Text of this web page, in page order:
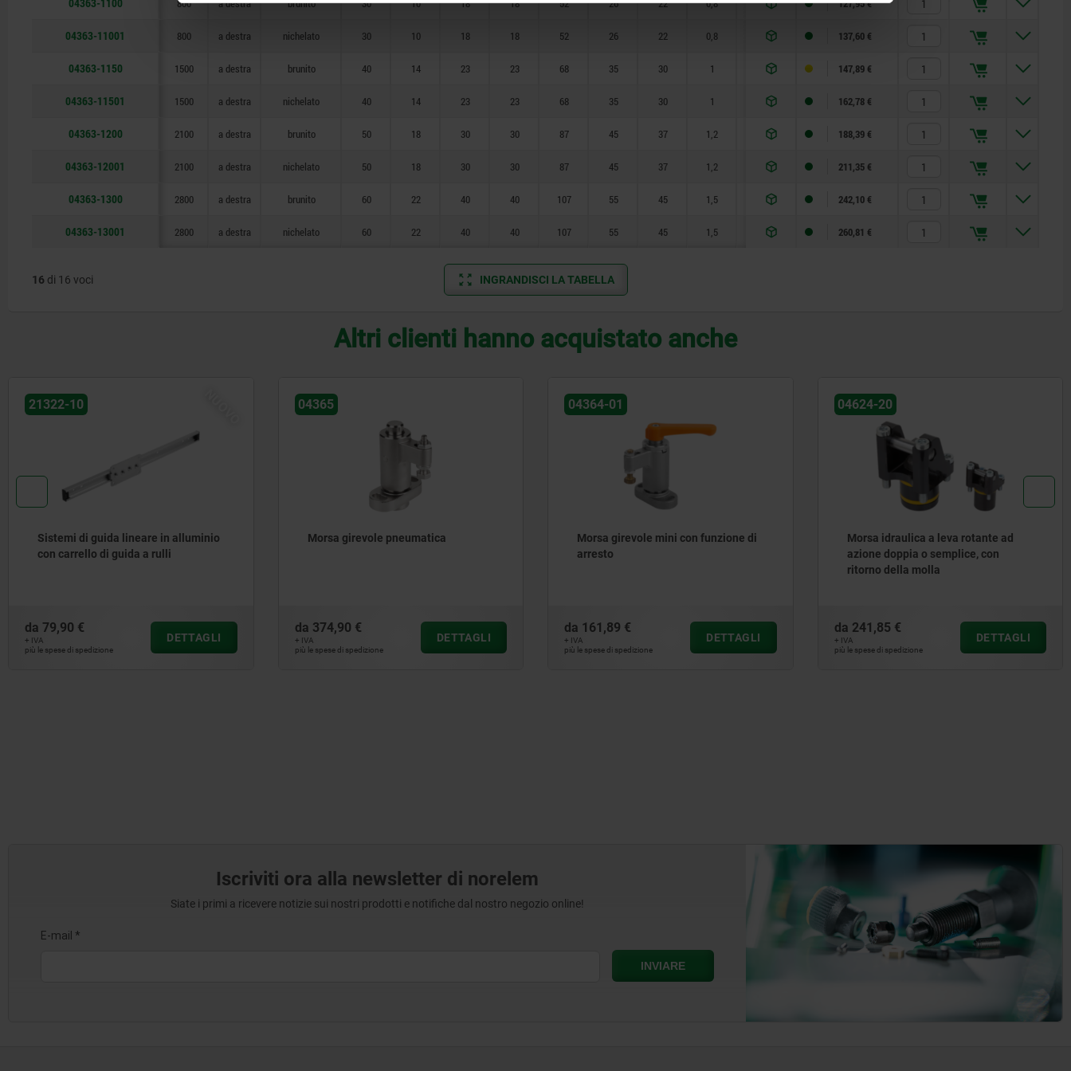
800 a destra brunito 30 10 18 18 52 26 22 0,8 6 11,5 8
127,95 €
04363-11001 800 a destra nichelato 30 10 18 18 52 26 22 0,8 11,5 8
137,60 €
04363-1150 1500 a destra brunito 40 14 23 23 68 35 30 1 15,3 10
147,89 €
04363-11501 1500 a destra nichelato 40 14 23 23 68 35 30 1 15,3 10
162,78 €
04363-1200 2100 a destra brunito 50 18 30 30 87 45 37 1,2 20,7 16
188,39 €
04363-12001 2100 a destra nichelato 50 18 30 30 87 45 37 1,2 20,7 16
211,35 €
04363-1300 2800 a destra brunito 60 22 40 40 107 55 45 1,5 25,4 20
242,10 €
04363-13001 2800 a destra nichelato 60 22 40 40 107 55 45 1,5 25,4 20
260,81 €
16 di 16 voci INGRANDISCI LA TABELLA
Altri clienti hanno acquistato anche
21322-10
Sistemi di guida lineare in alluminio
con carrello di guida a rulli
da 79,90 €
+ IVA
più le spese di spedizione
DETTAGLI
04365
Morsa girevole pneumatica
da 374,90 €
+ IVA
più le spese di spedizione
DETTAGLI
04364-01
Morsa girevole mini con funzione di
arresto
da 161,89 €
+ IVA
più le spese di spedizione
DETTAGLI
04624-20
Morsa idraulica a leva rotante ad
azione doppia o semplice, con
ritorno della molla
da 241,85 €
+ IVA
più le spese di spedizione
DETTAGLI
Iscriviti ora alla newsletter di norelem
Siate i primi a ricevere notizie sui nostri prodotti e notifiche dal nostro negozio online!